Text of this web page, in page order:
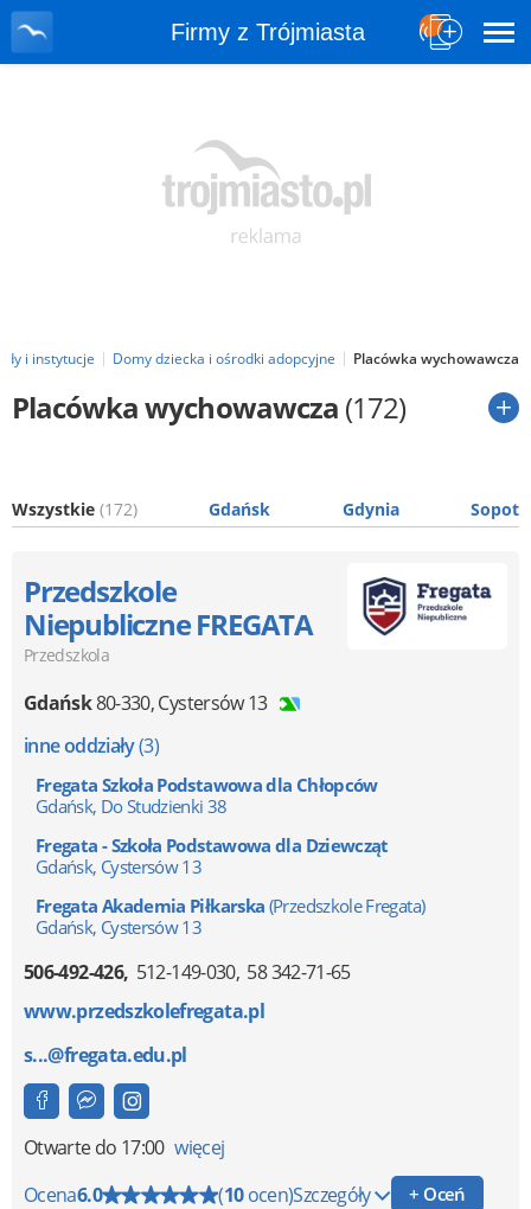
Firmy z Trójmiasta
i instytucje Domy dziecka i ośrodki adopcyjne Placówka wychowawcza
Placówka wychowawcza (172)
Wszystkie (172) Gdańsk Gdynia Sopot
Przedszkole
Niepubliczne FREGATA
Przedszkola
Gdańsk80-330,Cystersów 13
inne oddziały(3)
Fregata Szkoła Podstawowa dla Chłopców
Gdańsk, Do Studzienki 38
Fregata - Szkoła Podstawowa dla Dziewcząt
Gdańsk, Cystersów 13
Fregata Akademia Piłkarska (Przedszkole Fregata)
Gdańsk, Cystersów 13
506-492-426 512-149-030 58 342-71-65
www.przedszkolefregata.pl
s...@fregata.edu.pl
Otwartedo 17:00 więcej
Ocena6.0 (10ocen)Szczegóły + Oceń